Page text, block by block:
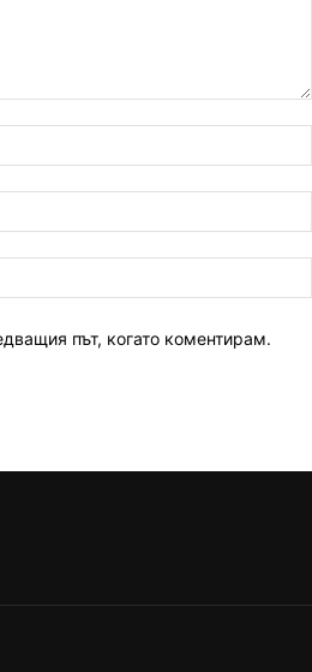
път, когато коментирам.